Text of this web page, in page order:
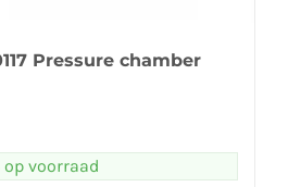
Pressure chamber
op voorraad